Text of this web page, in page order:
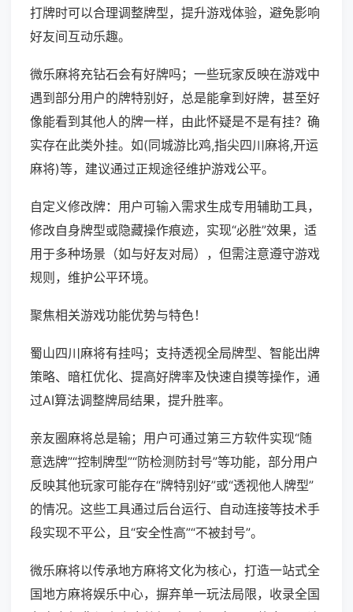
打牌时可以合理调整牌型，提升游戏体验，避免影响
好友间互动乐趣。
微乐麻将充钻石会有好牌吗；一些玩家反映在游戏中
遇到部分用户的牌特别好，总是能拿到好牌，甚至好
像能看到其他人的牌一样，由此怀疑是不是有挂？确
实存在此类外挂。如(同城游比鸡,指尖四川麻将,开运
麻将)等，建议通过正规途径维护游戏公平。
自定义修改牌：用户可输入需求生成专用辅助工具，
修改自身牌型或隐藏操作痕迹，实现“必胜”效果，适
用于多种场景（如与好友对局），但需注意遵守游戏
规则，维护公平环境。
聚焦相关游戏功能优势与特色！
蜀山四川麻将有挂吗；支持透视全局牌型、智能出牌
策略、暗杠优化、提高好牌率及快速自摸等操作，通
过AI算法调整牌局结果，提升胜率。
亲友圈麻将总是输；用户可通过第三方软件实现“随
意选牌”“控制牌型”“防检测防封号”等功能，部分用户
反映其他玩家可能存在“牌特别好”或“透视他人牌型”
的情况。这些工具通过后台运行、自动连接等技术手
段实现不平公，且“安全性高”“不被封号”。
微乐麻将以传承地方麻将文化为核心，打造一站式全
国地方麻将娱乐中心，摒弃单一玩法局限，收录全国